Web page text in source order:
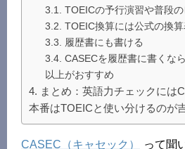
TOEICの予行演習や普段
TOEIC換算には公式の換
履歴書にも書ける
CASECを履歴書に書くな
以上がおすすめ
まとめ：英語力チェックには
本番はTOEICと使い分けるのが
CASEC（キャセック）
って聞